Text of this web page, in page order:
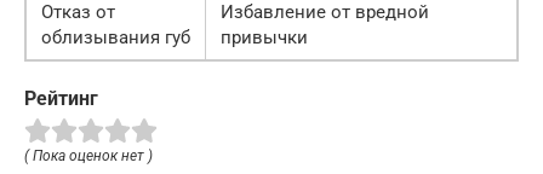
Отказ от
облизывания губ
Избавление от вредной
привычки
Рейтинг
( Пока оценок нет )